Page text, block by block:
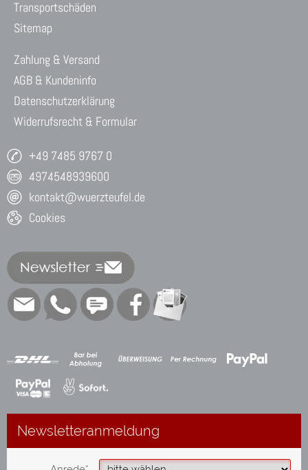
Transportschäden
Sitemap
Zahlung & Versand
AGB & Kundeninfo
Datenschutzerklärung
Widerrufsrecht & Formular
+49 7485 9767 0
4974548939600
kontakt@wuerzteufel.de
Cookies